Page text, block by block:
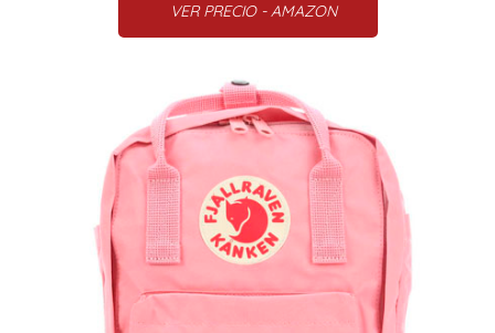
VER PRECIO - AMAZON